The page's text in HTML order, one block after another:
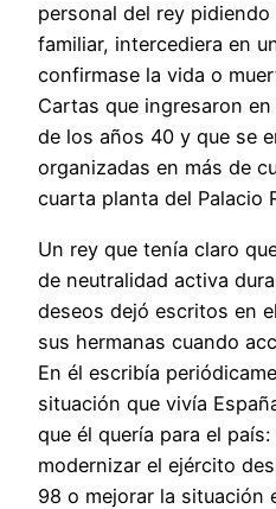
personal del rey
familiar, intercediera en
confirmase la vida o
Cartas que ingresaron
de los años 40 y que se
organizadas en más de
cuarta planta del Palacio
Un rey que tenía claro
de neutralidad activa
deseos dejó escritos en
sus hermanas cuando
En él escribía
situación que vivía
que él quería para el
modernizar el ejército
98 o mejorar la situación